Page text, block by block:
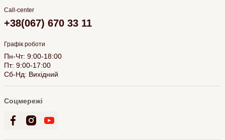
Call-center
+38(067) 670 33 11
Графік роботи
Пн-Чт: 9:00-18:00
Пт: 9:00-17:00
Сб-Нд: Вихідний
Соцмережі